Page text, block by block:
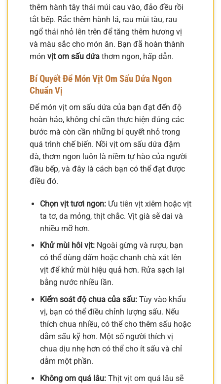
thêm hành tây thái múi cau vào, đảo đều rồi
tắt bếp. Rắc thêm hành lá, rau mùi tàu, rau
ngổ thái nhỏ lên trên để tăng thêm hương vị
và màu sắc cho món ăn. Bạn đã hoàn thành
món vịt om sấu dứa thơm ngon, hấp dẫn.
Bí Quyết Để Món Vịt Om Sấu Dứa Ngon
Chuẩn Vị
Để món vịt om sấu dứa của bạn đạt đến độ
hoàn hảo, không chỉ cần thực hiện đúng các
bước mà còn cần những bí quyết nhỏ trong
quá trình chế biến. Nồi vịt om sấu dứa đậm
đà, thơm ngon luôn là niềm tự hào của người
đầu bếp, và đây là cách bạn có thể đạt được
điều đó.
Chọn vịt tươi ngon:Ưu tiên vịt xiêm hoặc vịt
ta tơ, da mỏng, thịt chắc. Vịt già sẽ dai và
nhiều mỡ hơn.
Khử mùi hôi vịt:Ngoài gừng và rượu, bạn
có thể dùng dấm hoặc chanh chà xát lên
vịt để khử mùi hiệu quả hơn. Rửa sạch lại
bằng nước nhiều lần.
Kiểm soát độ chua của sấu:Tùy vào khẩu
vị, bạn có thể điều chỉnh lượng sấu. Nếu
thích chua nhiều, có thể cho thêm sấu hoặc
dằm sấu kỹ hơn. Một số người thích vị
chua dịu nhẹ hơn có thể cho ít sấu và chỉ
dằm một phần.
Không om quá lâu:Thịt vịt om quá lâu sẽ